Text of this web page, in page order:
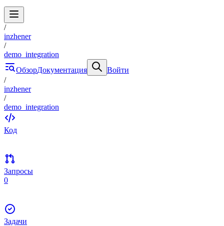
/
inzhener
/
demo_integration
ОбзорДокументация
Войти
/
inzhener
/
demo_integration
Код
Запросы
0
Задачи